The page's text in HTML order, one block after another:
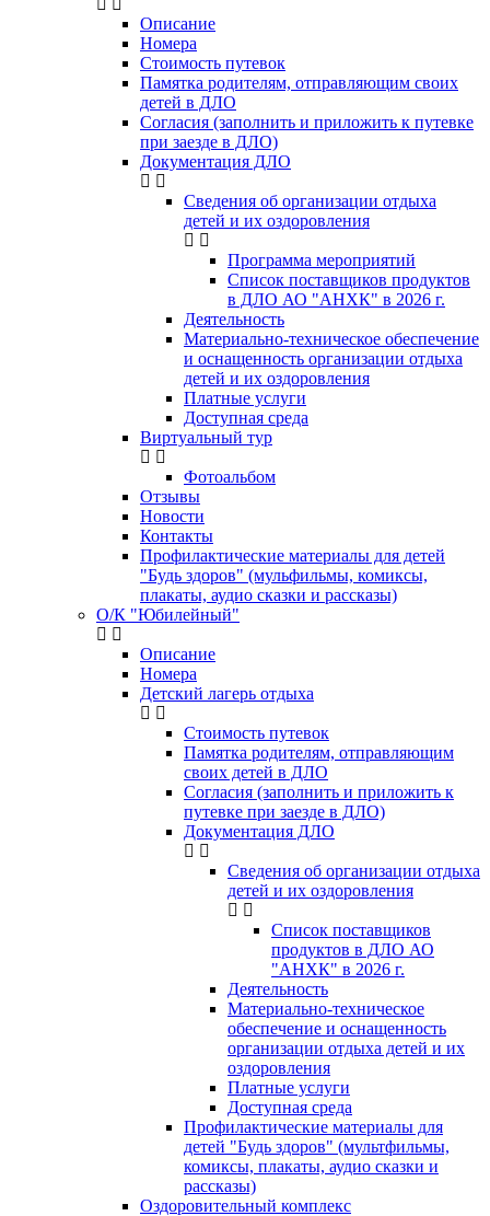
Описание
Номера
Стоимость путевок
Памятка родителям, отправляющим своих
детей в ДЛО
Согласия (заполнить и приложить к путевке
при заезде в ДЛО)
Документация ДЛО
Сведения об организации отдыха
детей и их оздоровления
Программа мероприятий
Список поставщиков продуктов
в ДЛО АО "АНХК" в 2026 г.
Деятельность
Материально-техническое обеспечение
и оснащенность организации отдыха
детей и их оздоровления
Платные услуги
Доступная среда
Виртуальный тур
Фотоальбом
Отзывы
Новости
Контакты
Профилактические материалы для детей
"Будь здоров" (мульфильмы, комиксы,
плакаты, аудио сказки и рассказы)
О/К "Юбилейный"
Описание
Номера
Детский лагерь отдыха
Стоимость путевок
Памятка родителям, отправляющим
своих детей в ДЛО
Согласия (заполнить и приложить к
путевке при заезде в ДЛО)
Документация ДЛО
Сведения об организации отдыха
детей и их оздоровления
Список поставщиков
продуктов в ДЛО АО
"АНХК" в 2026 г.
Деятельность
Материально-техническое
обеспечение и оснащенность
организации отдыха детей и их
оздоровления
Платные услуги
Доступная среда
Профилактические материалы для
детей "Будь здоров" (мультфильмы,
комиксы, плакаты, аудио сказки и
рассказы)
Оздоровительный комплекс